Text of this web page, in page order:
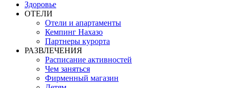
Здоровье
ОТЕЛИ
Отели и апартаменты
Кемпинг Нахазо
Партнеры курорта
РАЗВЛЕЧЕНИЯ
Расписание активностей
Чем заняться
Фирменный магазин